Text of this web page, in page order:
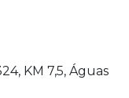
KM 7,5, Águas